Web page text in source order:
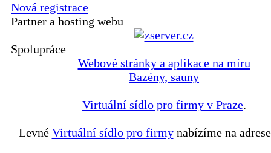
Nová registrace
Partner a hosting webu
Spolupráce
Webové stránky a aplikace na míru
Bazény, sauny
Virtuální sídlo pro firmy v Praze.
Levné Virtuální sídlo pro firmynabízíme na